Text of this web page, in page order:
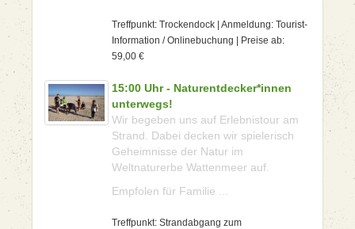
Treffpunkt: Trockendock | Anmeldung: Tourist-
Information / Onlinebuchung | Preise ab:
59,00 €
15:00 Uhr - Naturentdecker*innen
unterwegs!
Wir begeben uns auf Erlebnistour am
Strand. Dabei decken wir spielerisch
Geheimnisse der Natur im
Weltnaturerbe Wattenmeer auf.
Empfolen für Familie ...
Treffpunkt: Strandabgang zum